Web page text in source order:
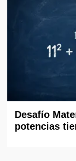
Desafío
potencias